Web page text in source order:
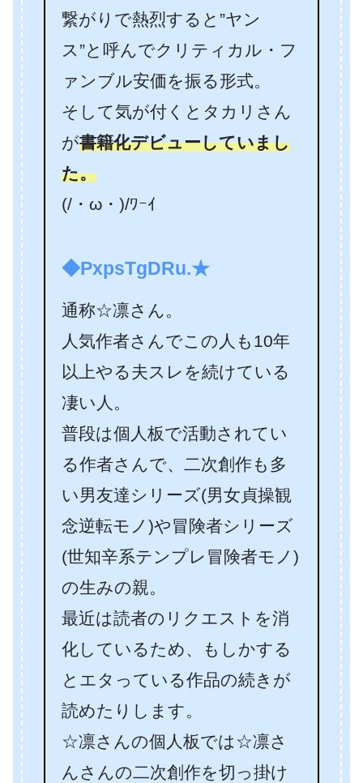
繋がりで熱烈すると”ヤン
ス”と呼んでクリティカル・フ
ァンブル安価を振る形式。
そして気が付くとタカリさん
が書籍化デビューしていまし
た。
(/・ω・)/ﾜｰｲ
◆PxpsTgDRu.★
通称☆凛さん。
人気作者さんでこの人も10年
以上やる夫スレを続けている
凄い人。
普段は個人板で活動されてい
る作者さんで、二次創作も多
い男友達シリーズ(男女貞操観
念逆転モノ)や冒険者シリーズ
(世知辛系テンプレ冒険者モノ)
の生みの親。
最近は読者のリクエストを消
化しているため、もしかする
とエタっている作品の続きが
読めたりします。
☆凛さんの個人板では☆凛さ
んさんの二次創作を切っ掛け